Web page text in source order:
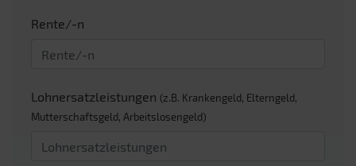
Rente/-n
Lohnersatzleistungen (z.B. Krankengeld, Elterngeld,
Mutterschaftsgeld, Arbeitslosengeld)